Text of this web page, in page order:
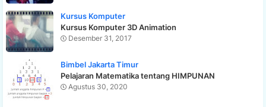
Kursus Komputer
Kursus Komputer 3D Animation
Desember 31, 2017
Bimbel Jakarta Timur
Pelajaran Matematika tentang HIMPUNAN
Agustus 30, 2020